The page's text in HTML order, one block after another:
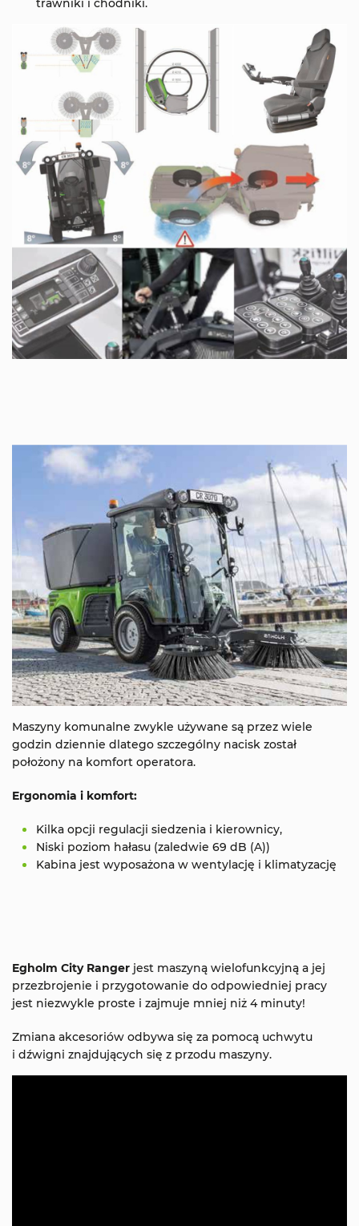
trawniki i chodniki.
Maszyny komunalne zwykle używane są przez wiele
godzin dziennie dlatego szczególny nacisk został
położony na komfort operatora.
Ergonomia i komfort:
Kilka opcji regulacji siedzenia i kierownicy,
Niski poziom hałasu (zaledwie 69 dB (A))
Kabina jest wyposażona w wentylację i klimatyzację
Egholm City Ranger jest maszyną wielofunkcyjną a jej
przezbrojenie i przygotowanie do odpowiedniej pracy
jest niezwykle proste i zajmuje mniej niż 4 minuty!
Zmiana akcesoriów odbywa się za pomocą uchwytu
i dźwigni znajdujących się z przodu maszyny.